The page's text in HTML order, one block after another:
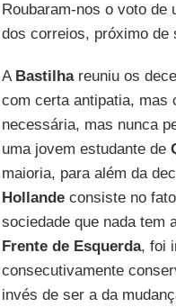
Roubaram-nos o voto de
dos correios, próximo de
A Bastilhareuniu os
com certa antipatia, mas
necessária, mas nunca
uma jovem estudante de
maioria, para além da
Hollandeconsiste no
sociedade que nada tem
Frente de Esquerda, foi
consecutivamente
invés de ser a da